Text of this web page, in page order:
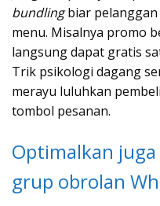
bundlingbiar pelanggan
menu. Misalnya promo
langsung dapat gratis
Trik psikologi dagang
merayu luluhkan
tombol pesanan.
Optimalkan
grup obrolan